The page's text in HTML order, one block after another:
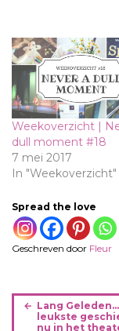
Weekoverzicht |
dull moment #18
7 mei 2017
In "Weekoverzicht"
Spread the love
Geschreven door Fleur
B
Lang
leukste
nu in het